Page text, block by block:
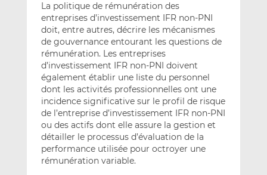
La politique de rémunération des
entreprises d’investissement IFR non-PNI
doit, entre autres, décrire les mécanismes
de gouvernance entourant les questions de
rémunération. Les entreprises
d’investissement IFR non-PNI doivent
également établir une liste du personnel
dont les activités professionnelles ont une
incidence significative sur le profil de risque
de l’entreprise d’investissement IFR non-PNI
ou des actifs dont elle assure la gestion et
détailler le processus d’évaluation de la
performance utilisée pour octroyer une
rémunération variable.